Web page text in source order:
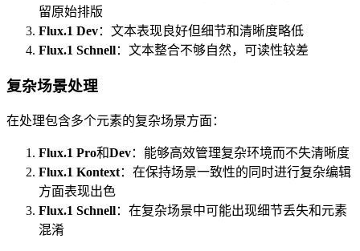
留原始排版
Flux.1 Dev：文本表现良好但细节和清晰度略低
Flux.1 Schnell：文本整合不够自然，可读性较差
复杂场景处理
在处理包含多个元素的复杂场景方面：
Flux.1 Pro和Dev：能够高效管理复杂环境而不失清晰度
Flux.1 Kontext：在保持场景一致性的同时进行复杂编辑
方面表现出色
Flux.1 Schnell：在复杂场景中可能出现细节丢失和元素
混淆